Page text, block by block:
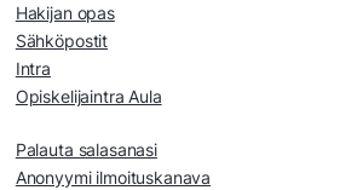
Hakijan opas
Sähköpostit
Intra
Opiskelijaintra Aula
Palauta salasanasi
Anonyymi ilmoituskanava